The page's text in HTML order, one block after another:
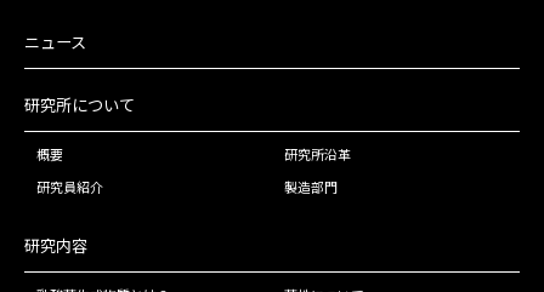
ニュース
研究所について
概要 研究所沿革
研究員紹介 製造部門
研究内容